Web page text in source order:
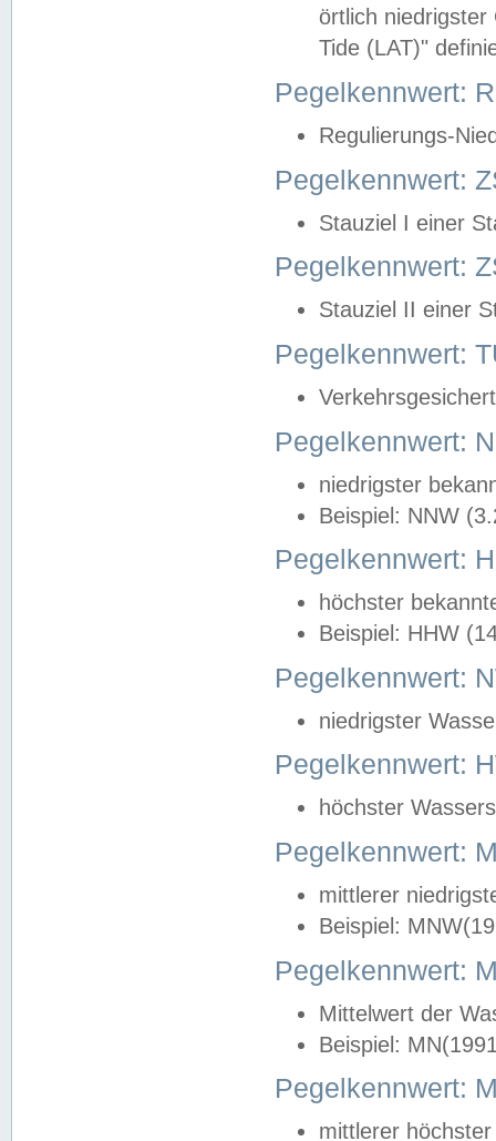
örtlich
Tide (LAT)"
Pegelkennwert:
Regulierungs-
Pegelkennwert:
Stauziel I einer
Pegelkennwert:
Stauziel II einer
Pegelkennwert:
Pegelkennwert:
niedrigster
Beispiel: NNW
Pegelkennwert:
höchster
Beispiel: HHW
Pegelkennwert:
niedrigster
Pegelkennwert:
höchster
Pegelkennwert:
mittlerer
Beispiel:
Pegelkennwert:
Mittelwert der
Beispiel:
Pegelkennwert:
mittlerer